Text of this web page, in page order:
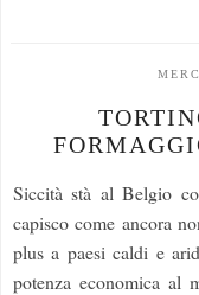
Siccità stà al Belgio
capisco come ancora
plus a paesi caldi e
potenza economica al